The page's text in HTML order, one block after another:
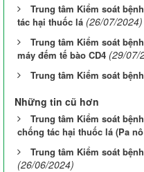
Trung tâm Kiểm soát
tác hại thuốc lá (26/07/2024)
Trung tâm Kiểm soát
máy đếm tế bào CD4 (29/07/
Trung tâm Kiểm soát
Những tin cũ hơn
Trung tâm Kiểm soát
chống tác hại thuốc lá (Pa
Trung tâm Kiểm soát
(26/06/2024)